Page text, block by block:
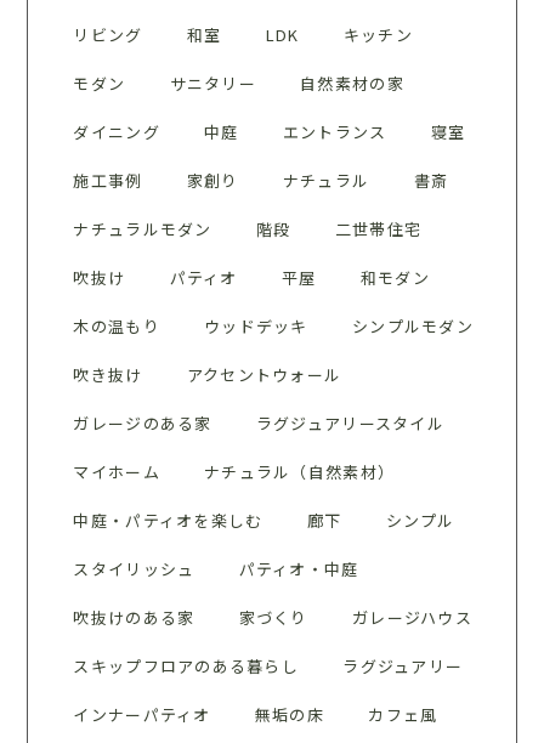
リビング 和室 LDK キッチン
モダン サニタリー 自然素材の家
ダイニング 中庭 エントランス 寝室
施工事例 家創り ナチュラル 書斎
ナチュラルモダン 階段 二世帯住宅
吹抜け パティオ 平屋 和モダン
木の温もり ウッドデッキ シンプルモダン
吹き抜け アクセントウォール
ガレージのある家 ラグジュアリースタイル
マイホーム ナチュラル（自然素材）
中庭・パティオを楽しむ 廊下 シンプル
スタイリッシュ パティオ・中庭
吹抜けのある家 家づくり ガレージハウス
スキップフロアのある暮らし ラグジュアリー
インナーパティオ 無垢の床 カフェ風